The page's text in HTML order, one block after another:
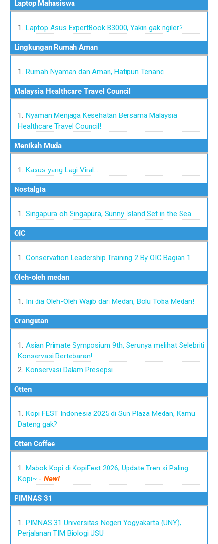
Laptop Mahasiswa
Laptop Asus ExpertBook B3000, Yakin gak ngiler?
Lingkungan Rumah Aman
Rumah Nyaman dan Aman, Hatipun Tenang
Malaysia Healthcare Travel Council
Nyaman Menjaga Kesehatan Bersama Malaysia
Healthcare Travel Council!
Menikah Muda
Kasus yang Lagi Viral...
Nostalgia
Singapura oh Singapura, Sunny Island Set in the Sea
OIC
Conservation Leadership Training 2 By OIC Bagian 1
Oleh-oleh medan
Ini dia Oleh-Oleh Wajib dari Medan, Bolu Toba Medan!
Orangutan
Asian Primate Symposium 9th, Serunya melihat Selebriti
Konservasi Bertebaran!
Konservasi Dalam Presepsi
Otten
Kopi FEST Indonesia 2025 di Sun Plaza Medan, Kamu
Dateng gak?
Otten Coffee
Mabok Kopi di KopiFest 2026, Update Tren si Paling
Kopi~ -New!
PIMNAS 31
PIMNAS 31 Universitas Negeri Yogyakarta (UNY),
Perjalanan TIM Biologi USU